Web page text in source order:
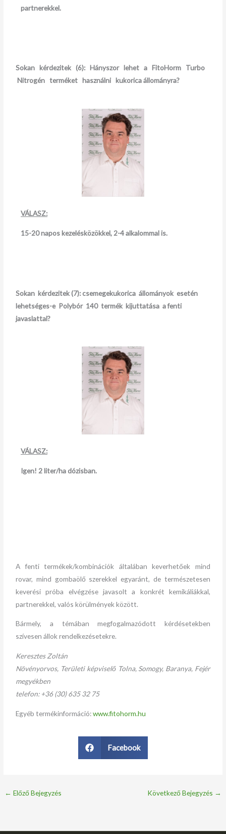
partnerekkel.
Sokan kérdezitek (6):Hányszor lehet a FitoHorm Turbo
Nitrogén terméket használni kukorica állományra?
VÁLASZ:
15-20 napos kezelésközökkel, 2-4 alkalommal is.
Sokan kérdezitek (7): csemegekukorica állományok esetén
lehetséges-e Polybór 140 termék kijuttatása afenti
javaslattal?
VÁLASZ:
Igen! 2 liter/ha dózisban.
A fenti termékek/kombinációk általában keverhetőek mind
rovar, mind gombaölő szerekkel egyaránt, de természetesen
keverési próba elvégzése javasolt a konkrét kemikáliákkal,
partnerekkel, valós körülmények között.
Bármely, a témában megfogalmazódott kérdésetekben
szívesen állok rendelkezésetekre.
Keresztes Zoltán
Növényorvos, Területi képviselő Tolna, Somogy, Baranya, Fejér
megyékben
telefon: +36 (30) 635 32 75
Egyéb termékinformáció:www.fitohorm.hu
Facebook
← Előző Bejegyzés Következő Bejegyzés →